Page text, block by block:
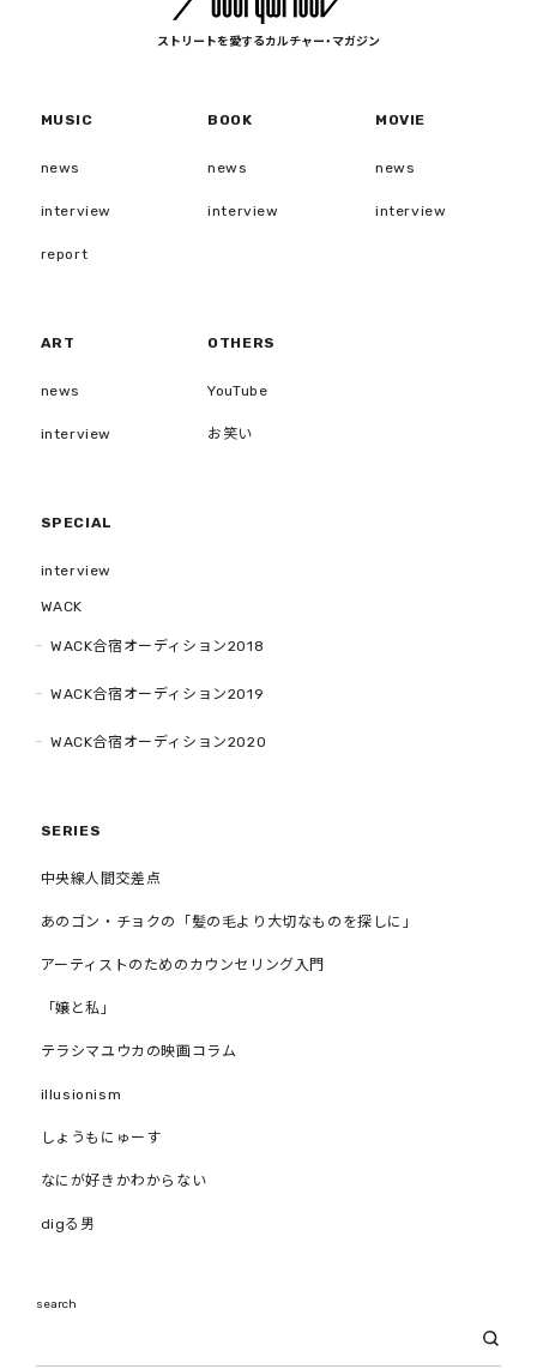
ストリートを愛するカルチャー・マガジン
MUSIC
news
interview
report
BOOK
news
interview
MOVIE
news
interview
ART
news
interview
OTHERS
YouTube
お笑い
SPECIAL
interview
WACK
WACK合宿オーディション2018
WACK合宿オーディション2019
WACK合宿オーディション2020
SERIES
中央線人間交差点
あのゴン・チョクの「髪の毛より大切なものを探しに」
アーティストのためのカウンセリング入門
「嬢と私」
テラシマユウカの映画コラム
illusionism
しょうもにゅーす
なにが好きかわからない
digる男
search